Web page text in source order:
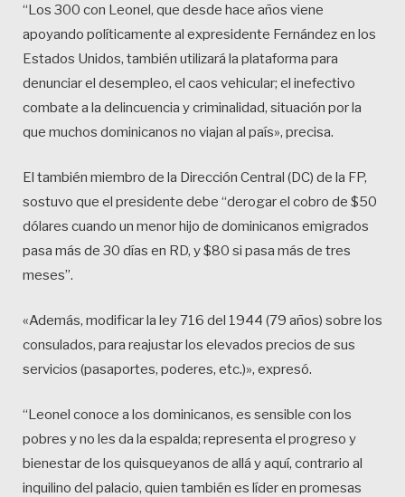
“Los 300 con Leonel, que desde hace años viene
apoyando políticamente al expresidente Fernández en los
Estados Unidos, también utilizará la plataforma para
denunciar el desempleo, el caos vehicular; el inefectivo
combate a la delincuencia y criminalidad, situación por la
que muchos dominicanos no viajan al país», precisa.
El también miembro de la Dirección Central (DC) de la FP,
sostuvo que el presidente debe “derogar el cobro de $50
dólares cuando un menor hijo de dominicanos emigrados
pasa más de 30 días en RD, y $80 si pasa más de tres
meses”.
«Además, modificar la ley 716 del 1944 (79 años) sobre los
consulados, para reajustar los elevados precios de sus
servicios (pasaportes, poderes, etc.)», expresó.
“Leonel conoce a los dominicanos, es sensible con los
pobres y no les da la espalda; representa el progreso y
bienestar de los quisqueyanos de allá y aquí, contrario al
inquilino del palacio, quien también es líder en promesas